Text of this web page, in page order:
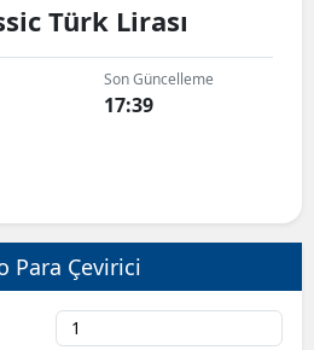
Ankara
Antalya
Türk Lirası
Son Güncelleme
17:39
Para Çevirici